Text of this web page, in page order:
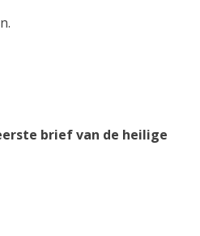
brief van de heilige